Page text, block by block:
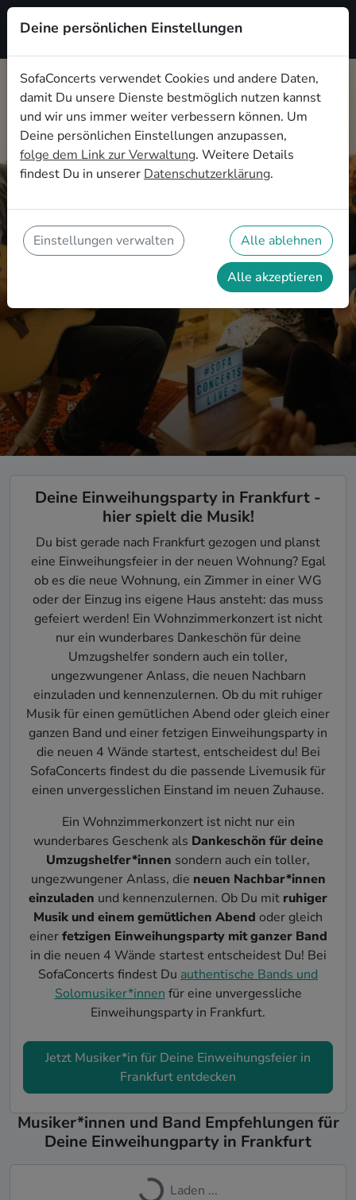
Registrieren
Deine Einweihungsparty in
Vom Singer-Songwriter bis zur
Partyband - finde tolle Musik für Deine
Einweihungsfeier
Deine Einweihungsparty in Frankfurt -
hier spielt die Musik!
Du bist gerade nach Frankfurt gezogen und planst
eine Einweihungsfeier in der neuen Wohnung? Egal
ob es die neue Wohnung, ein Zimmer in einer WG
oder der Einzug ins eigene Haus ansteht: das muss
gefeiert werden! Ein Wohnzimmerkonzert ist nicht
nur ein wunderbares Dankeschön für deine
Umzugshelfer sondern auch ein toller,
ungezwungener Anlass, die neuen Nachbarn
einzuladen und kennenzulernen. Ob du mit ruhiger
Musik für einen gemütlichen Abend oder gleich einer
ganzen Band und einer fetzigen Einweihungsparty in
die neuen 4 Wände startest, entscheidest du! Bei
SofaConcerts findest du die passende Livemusik für
einen unvergesslichen Einstand im neuen Zuhause.
Ein Wohnzimmerkonzert ist nicht nur ein
wunderbares Geschenk als Dankeschön für deine
Umzugshelfer*innen sondern auch ein toller,
ungezwungener Anlass, die neuen Nachbar*innen
einzuladen und kennenzulernen. Ob Du mit ruhiger
Musik und einem gemütlichen Abend oder gleich
einerfetzigen Einweihungsparty mit ganzer Band
in die neuen 4 Wände startest entscheidest Du! Bei
SofaConcerts findest Du authentische Bands und
Solomusiker*innen für eine unvergessliche
Einweihungsparty in Frankfurt.
Jetzt Musiker*in für Deine Einweihungsfeier in
Frankfurt entdecken
Musiker*innen und Band Empfehlungen für
Deine Einweihungparty in Frankfurt
Laden ...
Deine persönlichen Einstellungen
SofaConcerts verwendet Cookies und andere Daten,
damit Du unsere Dienste bestmöglich nutzen kannst
und wir uns immer weiter verbessern können. Um
Deine persönlichen Einstellungen anzupassen,
folge dem Link zur Verwaltung. Weitere Details
findest Du in unserer Datenschutzerklärung.
Einstellungen verwalten Alle ablehnen
Alle akzeptieren